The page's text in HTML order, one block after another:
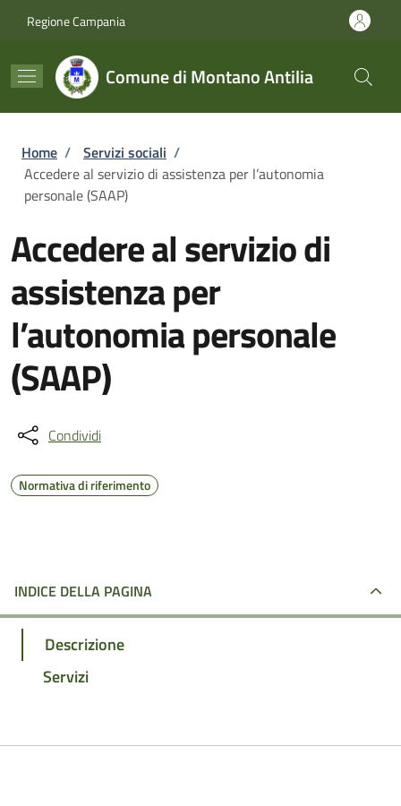
Regione Campania
Comune di Montano Antilia
Briciole di pane
Home / Servizi sociali /
Accedere al servizio di assistenza per l’autonomia
personale (SAAP)
Accedere al servizio di
assistenza per
l’autonomia personale
(SAAP)
Condividi
Normativa di riferimento
INDICE DELLA PAGINA
Descrizione
Servizi